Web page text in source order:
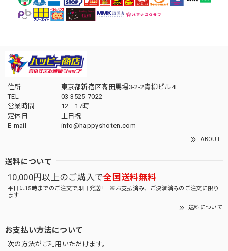
住所
東京都新宿区高田馬場3-2-2青柳ビル4F
TEL
03-3525-7022
営業時間
12－17時
定休日
土日祝
E-mail
info@happyshoten.com
ABOUT
送料について
10,000円以上のご購入で全国送料無料
平日は15時までのご注文で即日発送!! ※お支払済み、ご決済済みのご注文に限り
ます
送料について
お支払い方法について
次の方法がご利用いただけます。